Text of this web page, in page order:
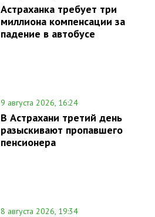
Астраханка требует три
миллиона компенсации за
падение в автобусе
9 августа 2026, 16:24
В Астрахани третий день
разыскивают пропавшего
пенсионера
8 августа 2026, 19:34